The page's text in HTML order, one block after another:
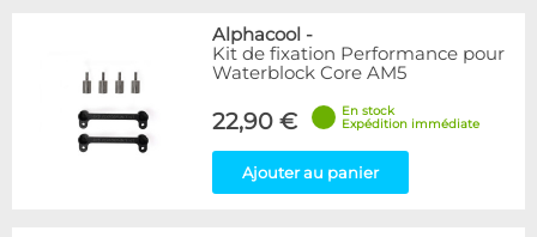
Alphacool -
Kit de fixation Performance pour
Waterblock Core AM5
22,90 €
En stock
Expédition immédiate
Ajouter au panier